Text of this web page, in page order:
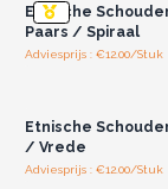
Etnische
Paars / Spiraal
Adviesprijs : €12.00/Stuk
Etnische
/ Vrede
Adviesprijs : €12.00/Stuk